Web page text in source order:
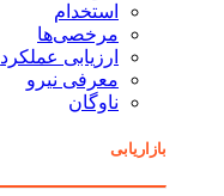
استخدام
مرخصی‌ها
ارزیابی عملکرد
معرفی نیرو
ناوگان
بازاریابی